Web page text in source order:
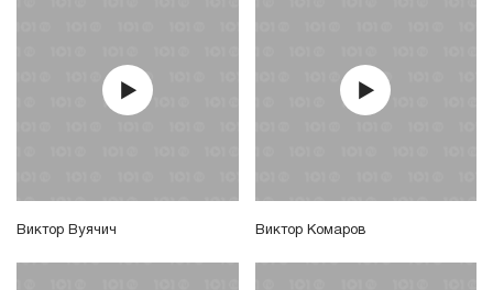
Виктор Вуячич Виктор Комаров